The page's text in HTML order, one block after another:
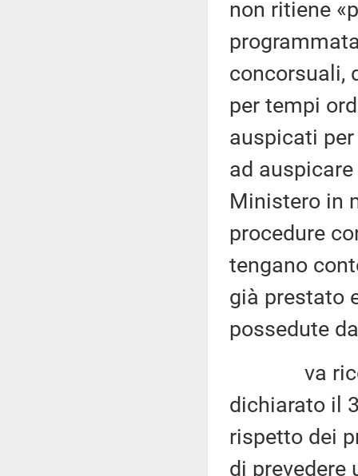
non ritiene
concorsuali,
per tempi
auspicati
ad
Ministero in
procedure
tengano
già prestato
possedute
va
dichiarato il
rispetto dei
di prevedere